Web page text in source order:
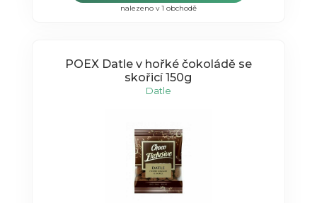
nalezeno v 1 obchodě
POEX Datle v hořké čokoládě se
skořicí 150g
Datle